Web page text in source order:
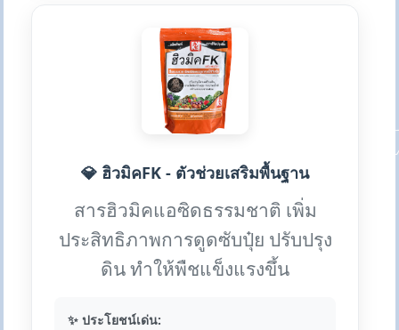
💎 ฮิวมิคFK - ตัวช่วยเสริมพื้นฐาน
สารฮิวมิคแอซิดธรรมชาติ เพิ่ม
ประสิทธิภาพการดูดซับปุ๋ย ปรับปรุง
ดิน ทำให้พืชแข็งแรงขึ้น
✨ ประโยชน์เด่น: